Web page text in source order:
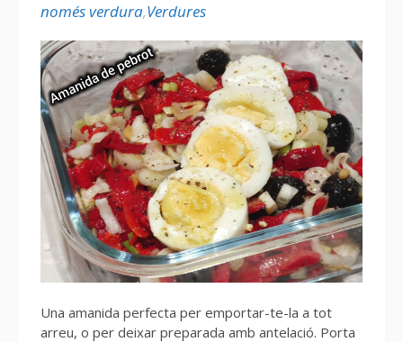
només verdura,Verdures
Una amanida perfecta per emportar-te-la a tot
arreu, o per deixar preparada amb antelació. Porta